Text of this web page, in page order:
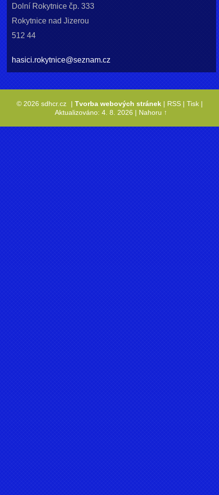
Dolní Rokytnice čp. 333
Rokytnice nad Jizerou
512 44
hasici.rokytnice@seznam.cz
© 2026 sdhcr.cz | Tvorba webových stránek| RSS| Tisk|
Aktualizováno: 4. 8. 2026 | Nahoru ↑